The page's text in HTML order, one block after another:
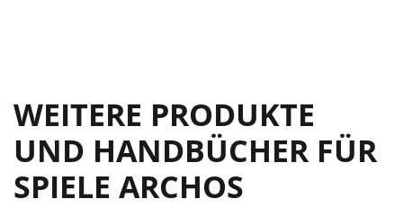
WEITERE PRODUKTE
UND HANDBÜCHER FÜR
SPIELE ARCHOS